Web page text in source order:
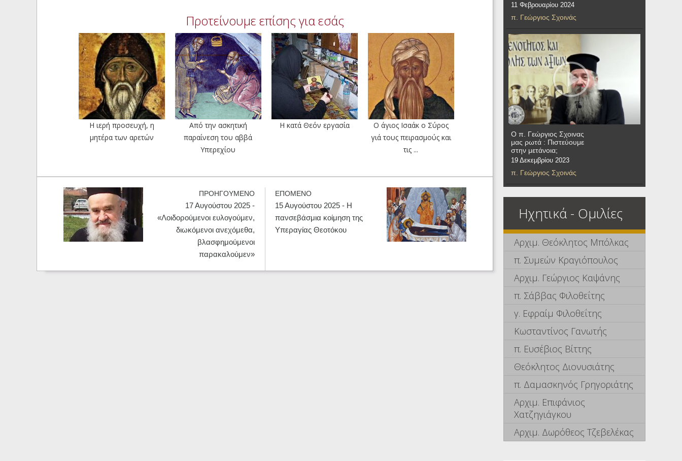
Προτείνουμε επίσης για εσάς
Η ιερή προσευχή, η
μητέρα των αρετών
Από την ασκητική
παραίνεση του αββά
Υπερεχίου
Η κατά Θεόν εργασία
Ο άγιος Ισαάκ ο Σύρος
γιά τους πειρασμούς και
τις ...
ΠΡΟΗΓΟΥΜΕΝΟ
17 Αυγούστου 2025 -
«Λοιδορούμενοι ευλογούμεν,
διωκόμενοι ανεχόμεθα,
βλασφημούμενοι
παρακαλούμεν»
ΕΠΟΜΕΝΟ
15 Αυγούστου 2025 - Η
πανσεβάσμια κοίμηση της
Υπεραγίας Θεοτόκου
11 Φεβρουαρίου 2024
π. Γεώργιος Σχοινάς
Ο π. Γεώργιος Σχοινας
μας ρωτά : Πιστεύουμε
στην μετάνοια;
19 Δεκεμβρίου 2023
π. Γεώργιος Σχοινάς
Ηχητικά - Ομιλίες
Αρχιμ. Θεόκλητος Μπόλκας
π. Συμεών Κραγιόπουλος
Αρχιμ. Γεώργιος Καψάνης
π. Σάββας Φιλοθεΐτης
γ. Εφραίμ Φιλοθεΐτης
Κωσταντίνος Γανωτής
π. Ευσέβιος Βίττης
Θεόκλητος Διονυσιάτης
π. Δαμασκηνός Γρηγοριάτης
Αρχιμ. Επιφάνιος
Χατζηγιάγκου
Αρχιμ. Δωρόθεος Τζεβελέκας